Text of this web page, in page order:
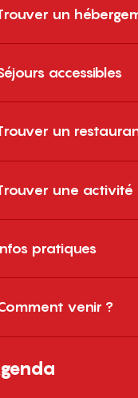
un
accessibles
un
une activité
pratiques
venir ?